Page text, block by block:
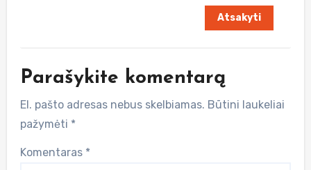
Atsakyti
Parašykite komentarą
El. pašto adresas nebus skelbiamas. Būtini laukeliai
pažymėti *
Komentaras *